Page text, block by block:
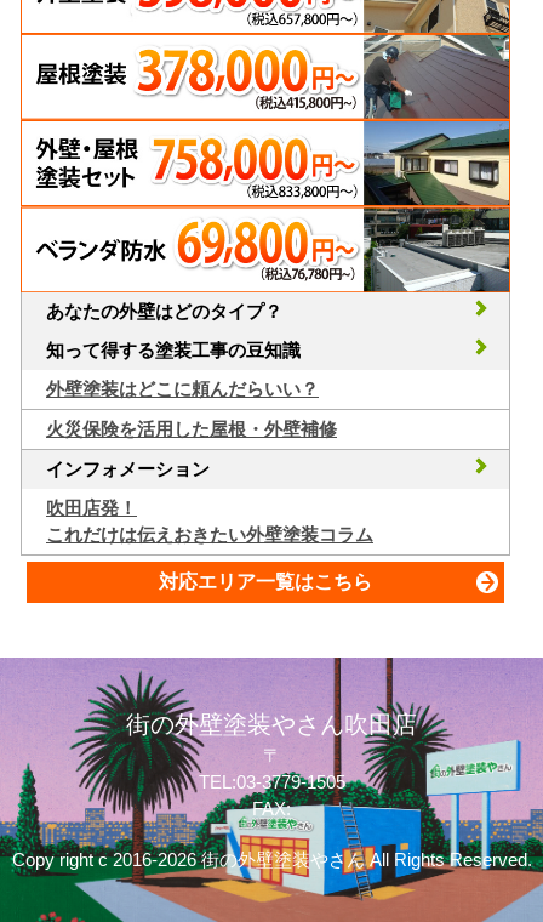
あなたの外壁はどのタイプ？
知って得する塗装工事の豆知識
外壁塗装はどこに頼んだらいい？
火災保険を活用した屋根・外壁補修
インフォメーション
吹田店発！
これだけは伝えおきたい外壁塗装コラム
対応エリア一覧はこちら
街の外壁塗装やさん吹田店
〒
TEL:03-3779-1505
FAX:
Copy right c 2016-2026 街の外壁塗装やさん All Rights Reserved.